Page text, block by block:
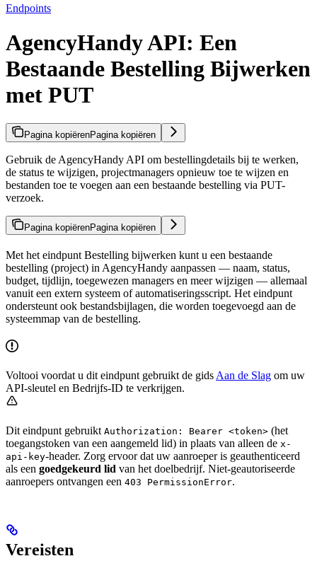
Endpoints
AgencyHandy API: Een
Bestaande Bestelling Bijwerken
met PUT
Pagina kopiërenPagina kopiëren
Gebruik de AgencyHandy API om bestellingdetails bij te werken,
de status te wijzigen, projectmanagers opnieuw toe te wijzen en
bestanden toe te voegen aan een bestaande bestelling via PUT-
verzoek.
Pagina kopiërenPagina kopiëren
Met het eindpunt Bestelling bijwerken kunt u een bestaande
bestelling (project) in AgencyHandy aanpassen — naam, status,
budget, tijdlijn, toegewezen managers en meer wijzigen — allemaal
vanuit een extern systeem of automatiseringsscript. Het eindpunt
ondersteunt ook bestandsbijlagen, die worden toegevoegd aan de
systeemmap van de bestelling.
Voltooi voordat u dit eindpunt gebruikt de gidsAan de Slag om uw
API-sleutel en Bedrijfs-ID te verkrijgen.
Dit eindpunt gebruikt Authorization: Bearer <token> (het
toegangstoken van een aangemeld lid) in plaats van alleen de x-
api-key-header. Zorg ervoor dat uw aanroeper is geauthenticeerd
als een goedgekeurd lid van het doelbedrijf. Niet-geautoriseerde
aanroepers ontvangen een 403 PermissionError.
Vereisten